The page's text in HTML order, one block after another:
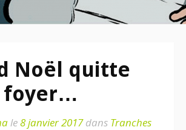
Noël quitte
foyer…
le8 janvier 2017dans Tranches